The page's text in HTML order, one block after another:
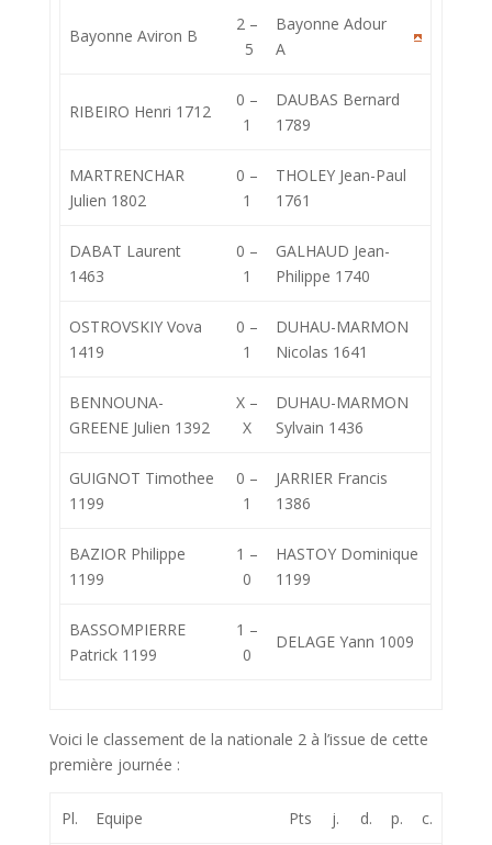
Bayonne Aviron B
2 –
5
Bayonne Adour
A
RIBEIRO Henri 1712
0 –
1
DAUBAS Bernard
1789
MARTRENCHAR
Julien 1802
0 –
1
THOLEY Jean-Paul
1761
DABAT Laurent
1463
0 –
1
GALHAUD Jean-
Philippe 1740
OSTROVSKIY Vova
1419
0 –
1
DUHAU-MARMON
Nicolas 1641
BENNOUNA-
GREENE Julien 1392
X –
X
DUHAU-MARMON
Sylvain 1436
GUIGNOT Timothee
1199
0 –
1
JARRIER Francis
1386
BAZIOR Philippe
1199
1 –
0
HASTOY Dominique
1199
BASSOMPIERRE
Patrick 1199
1 –
0
DELAGE Yann 1009
Voici le classement de la nationale 2 à l’issue de cette
première journée :
Pl. Equipe Pts j. d. p. c.